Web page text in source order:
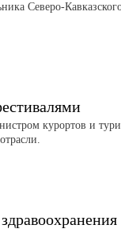
Северо-
курортов и